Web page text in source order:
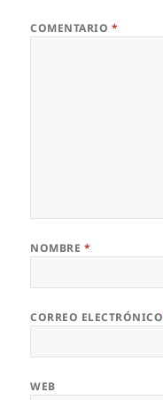
COMENTARIO *
NOMBRE *
CORREO ELECTRÓNICO
WEB